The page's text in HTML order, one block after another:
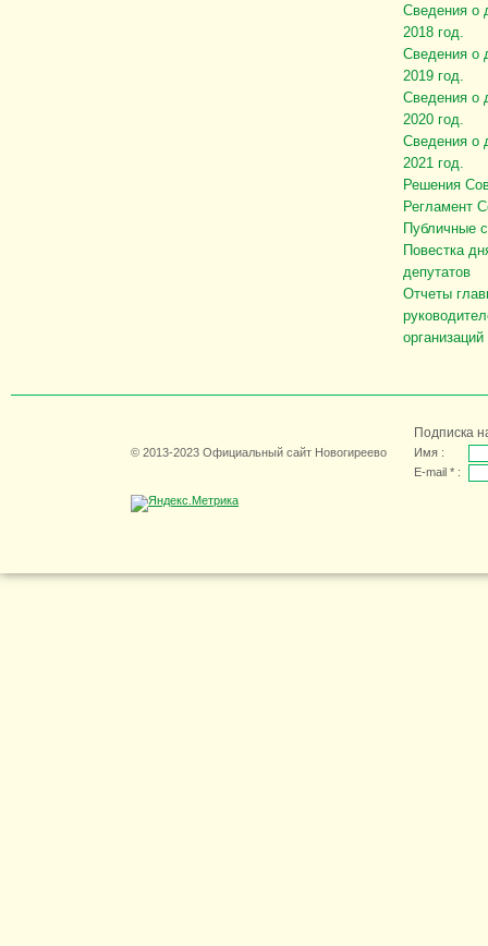
Сведения о
2018 год.
Сведения о
2019 год.
Сведения о
2020 год.
Сведения о
2021 год.
Решения
Регламент
Публичные
Повестка
депутатов
Отчеты
организаций
© 2013-2023 Официальный сайт Новогиреево
Подписка
Имя :
E-mail * :